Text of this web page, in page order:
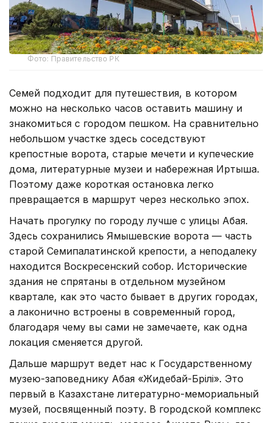
Фото: Правительство РК
Семей подходит для путешествия, в котором
можно на несколько часов оставить машину и
знакомиться с городом пешком. На сравнительно
небольшом участке здесь соседствуют
крепостные ворота, старые мечети и купеческие
дома, литературные музеи и набережная Иртыша.
Поэтому даже короткая остановка легко
превращается в маршрут через несколько эпох.
Начать прогулку по городу лучше с улицы Абая.
Здесь сохранились Ямышевские ворота — часть
старой Семипалатинской крепости, а неподалеку
находится Воскресенский собор. Исторические
здания не спрятаны в отдельном музейном
квартале, как это часто бывает в других городах,
а лаконично встроены в современный город,
благодаря чему вы сами не замечаете, как одна
локация сменяется другой.
Дальше маршрут ведет нас к Государственному
музею-заповеднику Абая «Жидебай-Бөрілі». Это
первый в Казахстане литературно-мемориальный
музей, посвященный поэту. В городской комплекс